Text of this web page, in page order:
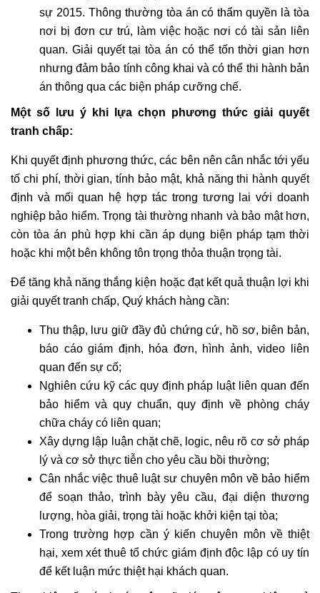
sự 2015. Thông thường tòa án có thẩm quyền là tòa
nơi bị đơn cư trú, làm việc hoặc nơi có tài sản liên
quan. Giải quyết tại tòa án có thể tốn thời gian hơn
nhưng đảm bảo tính công khai và có thể thi hành bản
án thông qua các biện pháp cưỡng chế.
Một số lưu ý khi lựa chọn phương thức giải quyết
tranh chấp:
Khi quyết định phương thức, các bên nên cân nhắc tới yếu
tố chi phí, thời gian, tính bảo mật, khả năng thi hành quyết
định và mối quan hệ hợp tác trong tương lai với doanh
nghiệp bảo hiểm. Trọng tài thường nhanh và bảo mật hơn,
còn tòa án phù hợp khi cần áp dụng biện pháp tạm thời
hoặc khi một bên không tôn trọng thỏa thuận trọng tài.
Để tăng khả năng thắng kiện hoặc đạt kết quả thuận lợi khi
giải quyết tranh chấp, Quý khách hàng cần:
Thu thập, lưu giữ đầy đủ chứng cứ, hồ sơ, biên bản,
báo cáo giám định, hóa đơn, hình ảnh, video liên
quan đến sự cố;
Nghiên cứu kỹ các quy định pháp luật liên quan đến
bảo hiểm và quy chuẩn, quy định về phòng cháy
chữa cháy có liên quan;
Xây dựng lập luận chặt chẽ, logic, nêu rõ cơ sở pháp
lý và cơ sở thực tiễn cho yêu cầu bồi thường;
Cân nhắc việc thuê luật sư chuyên môn về bảo hiểm
để soạn thảo, trình bày yêu cầu, đại diện thương
lượng, hòa giải, trọng tài hoặc khởi kiện tại tòa;
Trong trường hợp cần ý kiến chuyên môn về thiệt
hại, xem xét thuê tổ chức giám định độc lập có uy tín
để kết luận mức thiệt hại khách quan.